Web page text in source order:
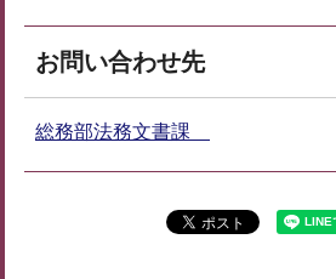
お問い合わせ先
総務部法務文書課